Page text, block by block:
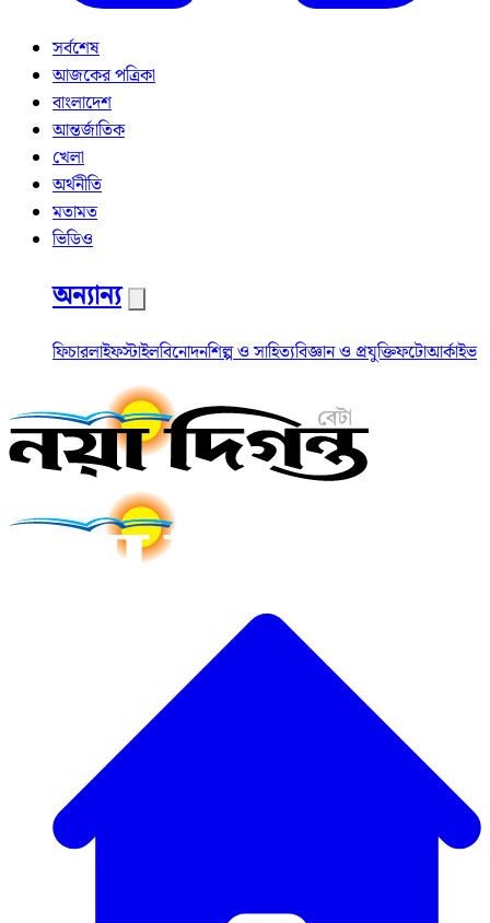
সর্বশেষ
আজকের পত্রিকা
বাংলাদেশ
আন্তর্জাতিক
খেলা
অর্থনীতি
মতামত
ভিডিও
অন্যান্য
ফিচারলাইফস্টাইলবিনোদনশিল্প ও সাহিত্যবিজ্ঞান ও প্রযুক্তিফটোআর্কাইভ